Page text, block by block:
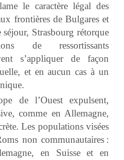
le caractère légal des
frontières de Bulgares et
Strasbourg rétorque
de ressortissants
s’appliquer de façon
et en aucun cas à un
de l’Ouest expulsent,
comme en Allemagne,
Les populations visées
non communautaires :
en Suisse et en